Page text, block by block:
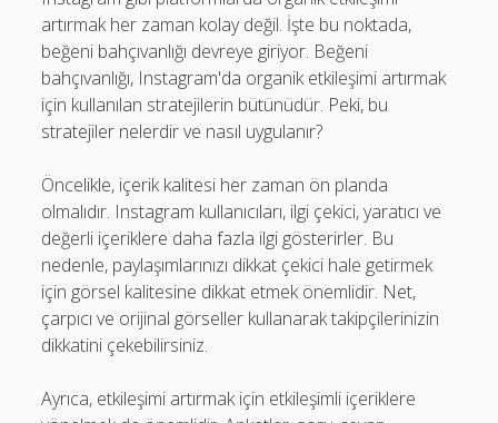
artırmak her zaman kolay değil. İşte bu noktada,
beğeni bahçıvanlığı devreye giriyor. Beğeni
bahçıvanlığı, Instagram'da organik etkileşimi artırmak
için kullanılan stratejilerin bütünüdür. Peki, bu
stratejiler nelerdir ve nasıl uygulanır?
Öncelikle, içerik kalitesi her zaman ön planda
olmalıdır. Instagram kullanıcıları, ilgi çekici, yaratıcı ve
değerli içeriklere daha fazla ilgi gösterirler. Bu
nedenle, paylaşımlarınızı dikkat çekici hale getirmek
için görsel kalitesine dikkat etmek önemlidir. Net,
çarpıcı ve orijinal görseller kullanarak takipçilerinizin
dikkatini çekebilirsiniz.
Ayrıca, etkileşimi artırmak için etkileşimli içeriklere